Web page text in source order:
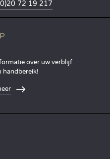
72 19 217
over uw verblijf
handbereik!